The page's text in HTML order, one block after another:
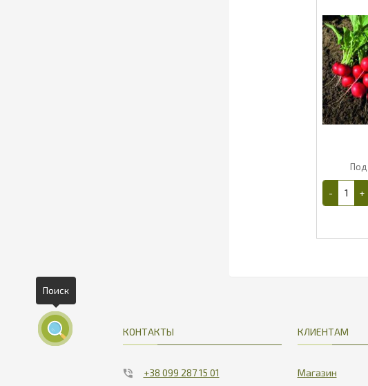
КОНТАКТЫ
+38 099 287 15 01
КЛИЕНТАМ
Магазин
Поиск